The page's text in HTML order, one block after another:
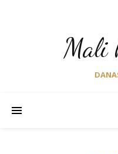
Mali